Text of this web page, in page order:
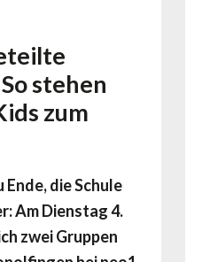
stehen
zum
Ende, die Schule
Am Dienstag 4.
zwei Gruppen